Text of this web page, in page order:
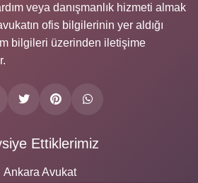
veya danışmanlık hizmeti almak
ofis bilgilerinin yer aldığı
bilgileri üzerinden iletişime
Ettiklerimiz
Ankara Avukat